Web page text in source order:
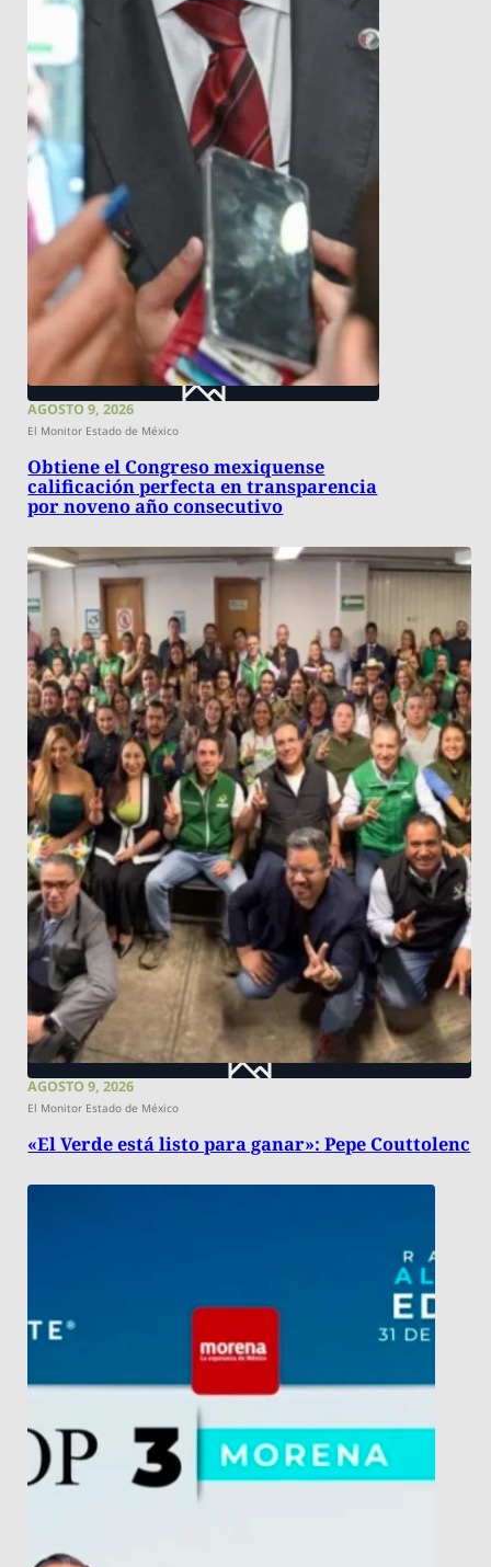
AGOSTO 9, 2026
El Monitor Estado de México
Obtiene el Congreso mexiquense
calificación perfecta en transparencia
por noveno año consecutivo
AGOSTO 9, 2026
El Monitor Estado de México
«El Verde está listo para ganar»: Pepe Couttolenc